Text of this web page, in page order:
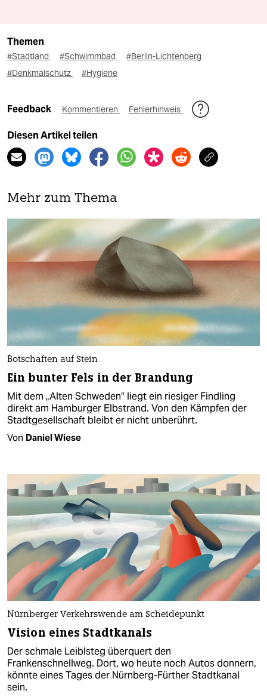
Themen
#Stadtland #Schwimmbad
#Berlin-Lichtenberg
#Denkmalschutz
#Hygiene
Feedback Kommentieren Fehlerhinweis
Diesen Artikel teilen
Mehr zum Thema
Botschaften auf Stein
Ein bunter Fels in der Brandung
Mit dem „Alten Schweden“ liegt ein riesiger Findling
direkt am Hamburger Elbstrand. Von den Kämpfen der
Stadtgesellschaft bleibt er nicht unberührt.
Von Daniel Wiese
Nürnberger Verkehrswende am Scheidepunkt
Vision eines Stadtkanals
Der schmale Leiblsteg überquert den
Frankenschnellweg. Dort, wo heute noch Autos donnern,
könnte eines Tages der Nürnberg-Fürther Stadtkanal
sein.